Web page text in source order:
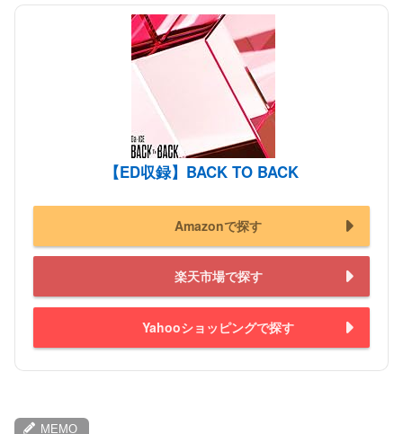
【ED収録】BACK TO BACK
Amazonで探す
楽天市場で探す
Yahooショッピングで探す